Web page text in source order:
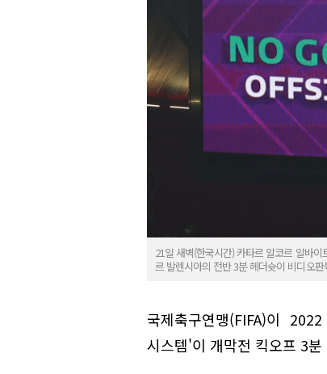
21일 새벽(한국시간) 카타르 알코르 알바
르 발렌시아의 전반 3분 헤더슛이 비디오
국제축구연맹(FIFA)이
시스템'이 개막전 킥오프 3